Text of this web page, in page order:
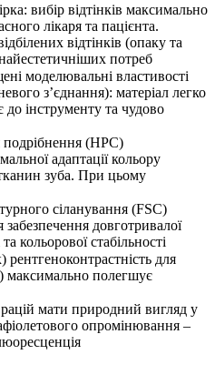
вибір відтінків максимально
лікаря та пацієнта.
відтінків (опаку та
потреб
моделювальні властивості
з’єднання): матеріал легко
до інструменту та чудово
подрібнення (HPC)
адаптації кольору
тканин зуба. При цьому
сіланування (FSC)
довготривалої
кольорової стабільності
для
максимально полегшує
мати природний вигляд у
опромінювання –